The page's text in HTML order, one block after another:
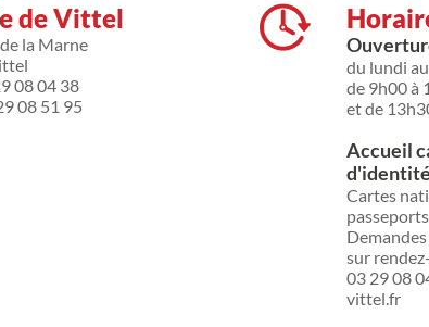
de Vittel
la Marne
08 04 38
08 51 95
du lundi
de 9h00 à
et de
Accueil
Cartes
sur
03 29 08
vittel.fr